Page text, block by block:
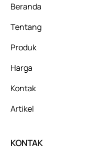
Beranda
Tentang
Produk
Harga
Kontak
Artikel
KONTAK